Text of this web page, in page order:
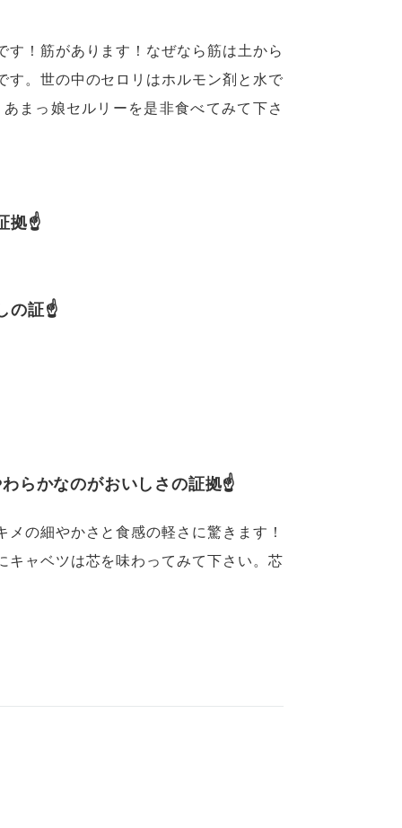
！筋があります！なぜなら筋は土から
す。世の中のセロリはホルモン剤と水で
まっ娘セルリーを是非食べてみて下さ
拠☝
の証☝
らかなのがおいしさの証拠☝
の細やかさと食感の軽さに驚きます！
キャベツは芯を味わってみて下さい。芯